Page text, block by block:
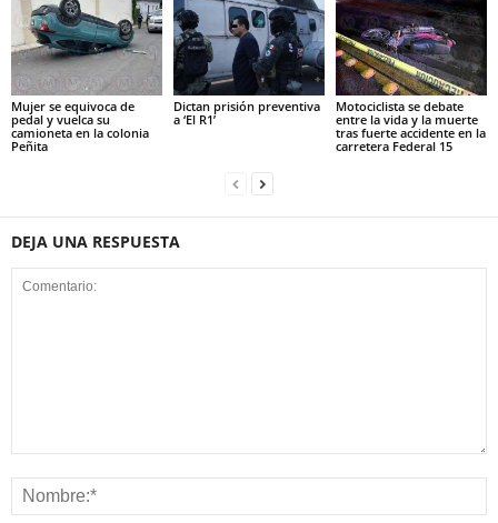
Mujer se equivoca de
pedal y vuelca su
camioneta en la colonia
Peñita
Dictan prisión preventiva
a ‘El R1’
Motociclista se debate
entre la vida y la muerte
tras fuerte accidente en la
carretera Federal 15
DEJA UNA RESPUESTA